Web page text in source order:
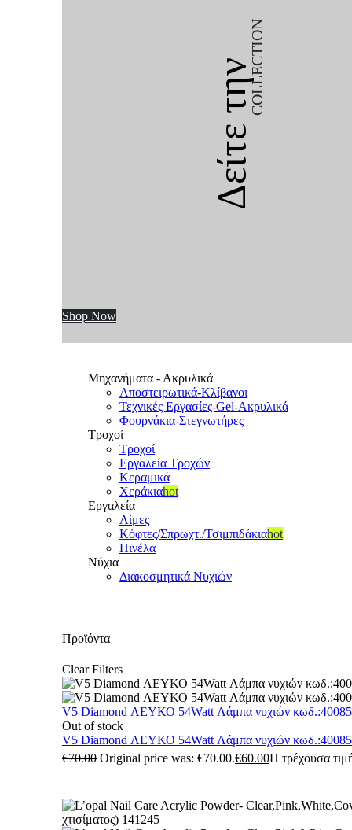
Δείτε τηνCOLLECTION
Shop Now
Μηχανήματα - Ακρυλικά
Αποστειρωτικά-Κλίβανοι
Τεχνικές Εργασίες-Gel-Ακρυλικά
Φουρνάκια-Στεγνωτήρες
Τροχοί
Τροχοί
Εργαλεία Τροχών
Κεραμικά
Χεράκιαhot
Εργαλεία
Λίμες
Κόφτες/Σπρωχτ./Τσιμπιδάκιαhot
Πινέλα
Νύχια
Διακοσμητικά Νυχιών
Προϊόντα
Clear Filters
V5 Diamond ΛΕΥΚΟ 54Watt Λάμπα νυχιών
Out of stock
V5 Diamond ΛΕΥΚΟ 54Watt Λάμπα νυχιών
€70.00 Original price was: €70.00.€60.00Η τρέχουσα